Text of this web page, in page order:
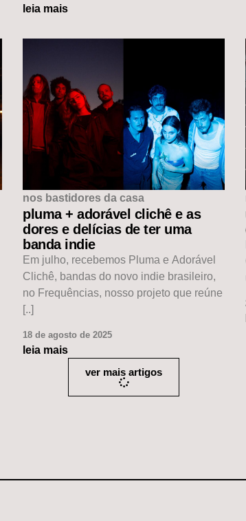
leia mais
nos bastidores da casa
pluma + adorável clichê e as
dores e delícias de ter uma
banda indie
Em julho, recebemos Pluma e Adorável
Clichê, bandas do novo indie brasileiro,
no Frequências, nosso projeto que reúne
[..]
18 de agosto de 2025
leia mais
ver mais artigos